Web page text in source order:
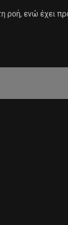
ροή, ενώ έχει